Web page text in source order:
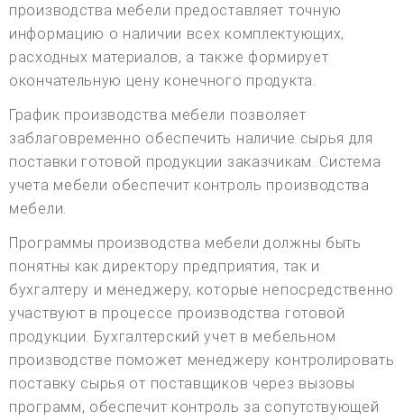
производства мебели предоставляет точную
информацию о наличии всех комплектующих,
расходных материалов, а также формирует
окончательную цену конечного продукта.
График производства мебели позволяет
заблаговременно обеспечить наличие сырья для
поставки готовой продукции заказчикам. Система
учета мебели обеспечит контроль производства
мебели.
Программы производства мебели должны быть
понятны как директору предприятия, так и
бухгалтеру и менеджеру, которые непосредственно
участвуют в процессе производства готовой
продукции. Бухгалтерский учет в мебельном
производстве поможет менеджеру контролировать
поставку сырья от поставщиков через вызовы
программ, обеспечит контроль за сопутствующей